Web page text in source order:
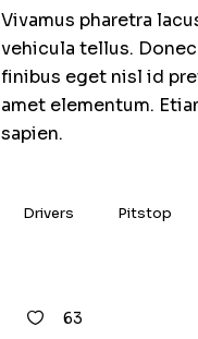
Vivamus pharetra
vehicula tellus.
finibus eget nisl id
amet elementum.
sapien.
Drivers Pitstop
63